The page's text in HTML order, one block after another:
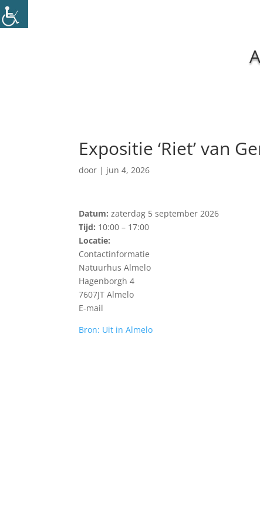
Expositie ‘Riet’ van
door | jun 4, 2026
Datum: zaterdag 5 september 2026
Tijd: 10:00 – 17:00
Locatie:
Contactinformatie
Natuurhus Almelo
Hagenborgh 4
7607JT Almelo
E-mail
Bron: Uit in Almelo